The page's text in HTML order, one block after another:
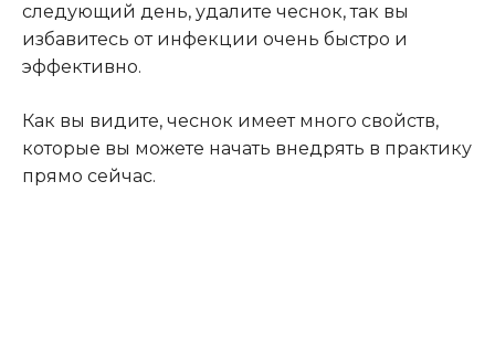
следующий день, удалите чеснок, так вы
избавитесь от инфекции очень быстро и
эффективно.
Как вы видите, чеснок имеет много свойств,
которые вы можете начать внедрять в практику
прямо сейчас.